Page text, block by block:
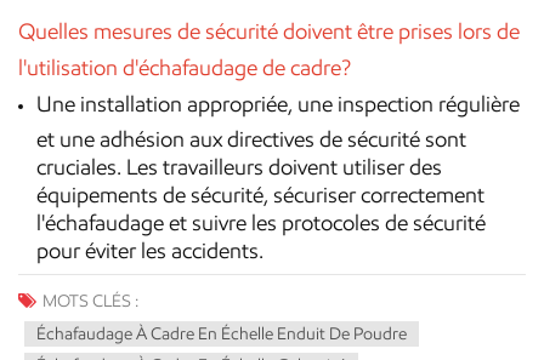
Quelles mesures de sécurité doivent être prises lors de
l'utilisation d'échafaudage de cadre?
Une installation appropriée, une inspection régulière
et une adhésion aux directives de sécurité sont
cruciales. Les travailleurs doivent utiliser des
équipements de sécurité, sécuriser correctement
l'échafaudage et suivre les protocoles de sécurité
pour éviter les accidents.
MOTS CLÉS :
Échafaudage À Cadre En Échelle Enduit De Poudre